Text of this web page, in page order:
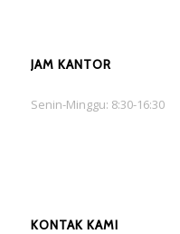
JAM KANTOR
Senin-Minggu: 8:30-16:30
KONTAK KAMI